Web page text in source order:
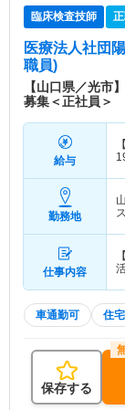
臨床検査技師
医療法人社団
職員)
【山口県／光市
募集＜正社員＞
給与
勤務地
仕事内容
車通勤可 住
保存する